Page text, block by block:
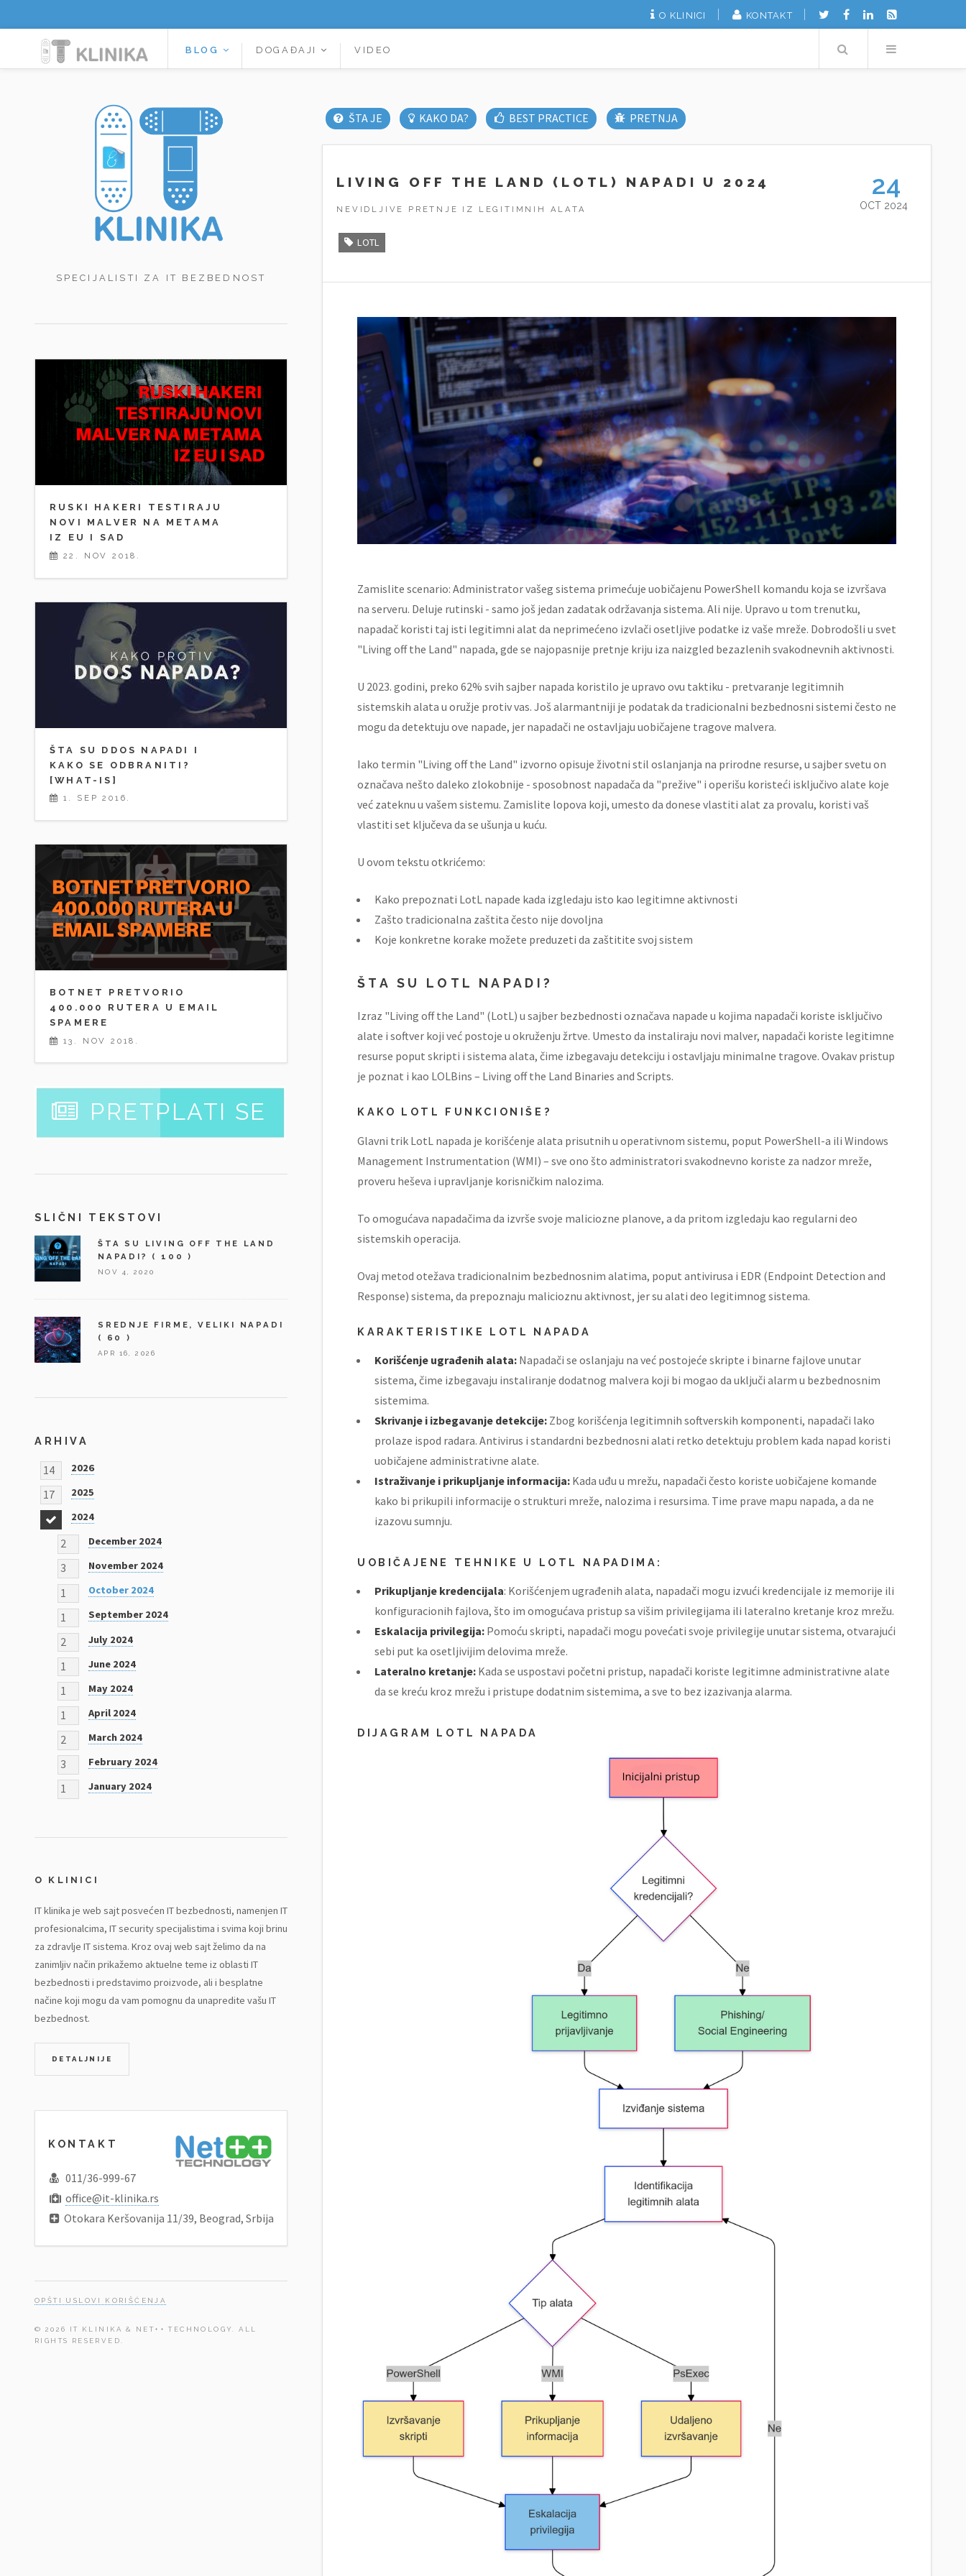
O KLINICI KONTAKT
BLOG DOGAĐAJI VIDEO Search
ŠTA JE KAKO DA? BEST PRACTICE PRETNJA
LIVING OFF THE LAND (LOTL) NAPADI U 2024
NEVIDLJIVE PRETNJE IZ LEGITIMNIH ALATA
LOTL
24
OCT 2024
Zamislite scenario: Administrator vašeg sistema primećuje uobičajenu PowerShell komandu koja se izvršava
na serveru. Deluje rutinski - samo još jedan zadatak održavanja sistema. Ali nije. Upravo u tom trenutku,
napadač koristi taj isti legitimni alat da neprimećeno izvlači osetljive podatke iz vaše mreže. Dobrodošli u svet
"Living off the Land" napada, gde se najopasnije pretnje kriju iza naizgled bezazlenih svakodnevnih aktivnosti.
U 2023. godini, preko 62% svih sajber napada koristilo je upravo ovu taktiku - pretvaranje legitimnih
sistemskih alata u oružje protiv vas. Još alarmantniji je podatak da tradicionalni bezbednosni sistemi često ne
mogu da detektuju ove napade, jer napadači ne ostavljaju uobičajene tragove malvera.
Iako termin "Living off the Land" izvorno opisuje životni stil oslanjanja na prirodne resurse, u sajber svetu on
označava nešto daleko zlokobnije - sposobnost napadača da "prežive" i operišu koristeći isključivo alate koje
već zateknu u vašem sistemu. Zamislite lopova koji, umesto da donese vlastiti alat za provalu, koristi vaš
vlastiti set ključeva da se ušunja u kuću.
U ovom tekstu otkrićemo:
Kako prepoznati LotL napade kada izgledaju isto kao legitimne aktivnosti
Zašto tradicionalna zaštita često nije dovoljna
Koje konkretne korake možete preduzeti da zaštitite svoj sistem
ŠTA SU LOTL NAPADI?
Izraz "Living off the Land" (LotL) u sajber bezbednosti označava napade u kojima napadači koriste isključivo
alate i softver koji već postoje u okruženju žrtve. Umesto da instaliraju novi malver, napadači koriste legitimne
resurse poput skripti i sistema alata, čime izbegavaju detekciju i ostavljaju minimalne tragove. Ovakav pristup
je poznat i kao LOLBins – Living off the Land Binaries and Scripts.
KAKO LOTL FUNKCIONIŠE?
Glavni trik LotL napada je korišćenje alata prisutnih u operativnom sistemu, poput PowerShell-a ili Windows
Management Instrumentation (WMI) – sve ono što administratori svakodnevno koriste za nadzor mreže,
proveru heševa i upravljanje korisničkim nalozima.
To omogućava napadačima da izvrše svoje maliciozne planove, a da pritom izgledaju kao regularni deo
sistemskih operacija.
Ovaj metod otežava tradicionalnim bezbednosnim alatima, poput antivirusa i EDR (Endpoint Detection and
Response) sistema, da prepoznaju malicioznu aktivnost, jer su alati deo legitimnog sistema.
KARAKTERISTIKE LOTL NAPADA
Korišćenje ugrađenih alata: Napadači se oslanjaju na već postojeće skripte i binarne fajlove unutar
sistema, čime izbegavaju instaliranje dodatnog malvera koji bi mogao da uključi alarm u bezbednosnim
sistemima.
Skrivanje i izbegavanje detekcije: Zbog korišćenja legitimnih softverskih komponenti, napadači lako
prolaze ispod radara. Antivirus i standardni bezbednosni alati retko detektuju problem kada napad koristi
uobičajene administrativne alate.
Istraživanje i prikupljanje informacija: Kada uđu u mrežu, napadači često koriste uobičajene komande
kako bi prikupili informacije o strukturi mreže, nalozima i resursima. Time prave mapu napada, a da ne
izazovu sumnju.
UOBIČAJENE TEHNIKE U LOTL NAPADIMA:
Prikupljanje kredencijala: Korišćenjem ugrađenih alata, napadači mogu izvući kredencijale iz memorije ili
konfiguracionih fajlova, što im omogućava pristup sa višim privilegijama ili lateralno kretanje kroz mrežu.
Eskalacija privilegija: Pomoću skripti, napadači mogu povećati svoje privilegije unutar sistema, otvarajući
sebi put ka osetljivijim delovima mreže.
Lateralno kretanje: Kada se uspostavi početni pristup, napadači koriste legitimne administrativne alate
da se kreću kroz mrežu i pristupe dodatnim sistemima, a sve to bez izazivanja alarma.
DIJAGRAM LOTL NAPADA
SPECIJALISTI ZA IT BEZBEDNOST
RUSKI HAKERI TESTIRAJU
NOVI MALVER NA METAMA
IZ EU I SAD
22. NOV 2018.
ŠTA SU DDOS NAPADI I
KAKO SE ODBRANITI?
[WHAT-IS]
1. SEP 2016.
BOTNET PRETVORIO
400.000 RUTERA U EMAIL
SPAMERE
13. NOV 2018.
PRETPLATI SE
SLIČNI TEKSTOVI
ŠTA SU LIVING OFF THE LAND
NAPADI?
( 100 )
NOV 4, 2020
SREDNJE FIRME, VELIKI NAPADI
( 60 )
APR 16, 2026
ARHIVA
14 2026
17 2025
18 2024
2 December 2024
3 November 2024
1 October 2024
1 September 2024
2 July 2024
1 June 2024
1 May 2024
1 April 2024
2 March 2024
3 February 2024
1 January 2024
O KLINICI
IT klinika je web sajt posvećen IT bezbednosti, namenjen IT
profesionalcima, IT security specijalistima i svima koji brinu
za zdravlje IT sistema. Kroz ovaj web sajt želimo da na
zanimljiv način prikažemo aktuelne teme iz oblasti IT
bezbednosti i predstavimo proizvode, ali i besplatne
načine koji mogu da vam pomognu da unapredite vašu IT
bezbednost.
DETALJNIJE
KONTAKT
011/36-999-67
office@it-klinika.rs
Otokara Keršovanija 11/39, Beograd, Srbija
OPŠTI USLOVI KORIŠĆENJA
© 2026 IT KLINIKA & NET++ TECHNOLOGY. ALL
RIGHTS RESERVED.